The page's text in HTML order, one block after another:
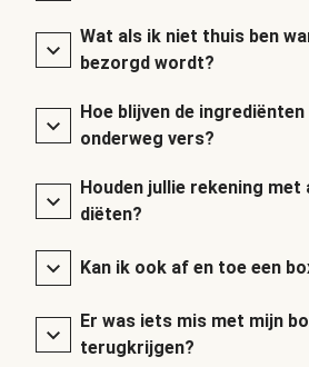
Wat als ik niet thuis ben
bezorgd wordt?
Hoe blijven de ingrediënten
onderweg vers?
Houden jullie rekening
diëten?
Kan ik ook af en toe een
Er was iets mis met mijn
terugkrijgen?